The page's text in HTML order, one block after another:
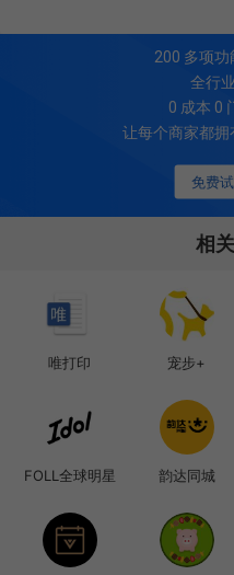
免费
200 多项功
全行
0 成本 0
让每个商家都
相
唯打印 宠步+
FOLL全球明星 韵达同城